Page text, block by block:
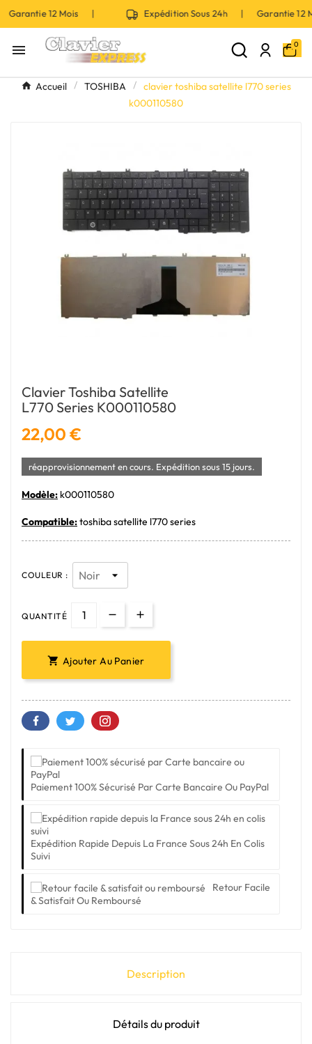
12 Mois | Expédition Sous 24h | Garantie
 0
Accueil TOSHIBA
clavier toshiba satellite l770 series
k000110580
Clavier Toshiba Satellite
L770 Series K000110580
22,00 €
réapprovisionnement en cours. Expédition sous 15 jours.
Modèle: k000110580
Compatible:toshiba satellite l770 series
COULEUR :
QUANTITÉ
 Ajouter Au Panier
Paiement 100% Sécurisé Par Carte Bancaire Ou PayPal
Expédition Rapide Depuis La France Sous 24h En Colis
Suivi
Retour Facile
& Satisfait Ou Remboursé
Description
Détails du produit